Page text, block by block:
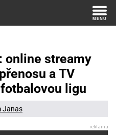
online streamy
a TV
ligu
Janas